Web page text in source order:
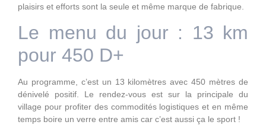
plaisirs et efforts sont la seule et même marque de fabrique.
Le menu du jour : 13 km
pour 450 D+
Au programme, c’est un 13 kilomètres avec 450 mètres de
dénivelé positif. Le rendez-vous est sur la principale du
village pour profiter des commodités logistiques et en même
temps boire un verre entre amis car c’est aussi ça le sport !